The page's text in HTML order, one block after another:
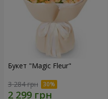
Букет "Magic Fleur"
3 284 грн